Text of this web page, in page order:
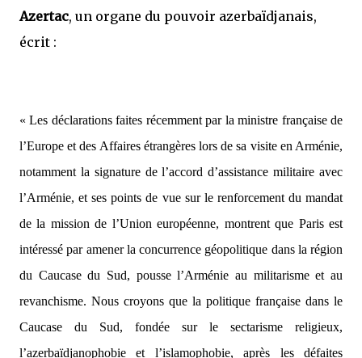
Azertac, un organe du pouvoir azerbaïdjanais,
écrit :
« Les déclarations faites récemment par la ministre française de
l’Europe et des Affaires étrangères lors de sa visite en Arménie,
notamment la signature de l’accord d’assistance militaire avec
l’Arménie, et ses points de vue sur le renforcement du mandat
de la mission de l’Union européenne, montrent que Paris est
intéressé par amener la concurrence géopolitique dans la région
du Caucase du Sud, pousse l’Arménie au militarisme et au
revanchisme. Nous croyons que la politique française dans le
Caucase du Sud, fondée sur le sectarisme religieux,
l’azerbaïdjanophobie et l’islamophobie, après les défaites